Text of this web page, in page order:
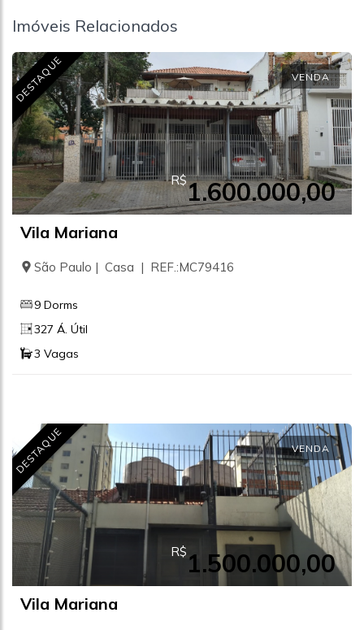
Imóveis Relacionados
DESTAQUE VENDA
R$1.600.000,00
Vila Mariana
São Paulo | Casa | REF.:MC79416
9 Dorms
327 Á. Útil
3 Vagas
DESTAQUE VENDA
R$ 1.500.000,00
Vila Mariana